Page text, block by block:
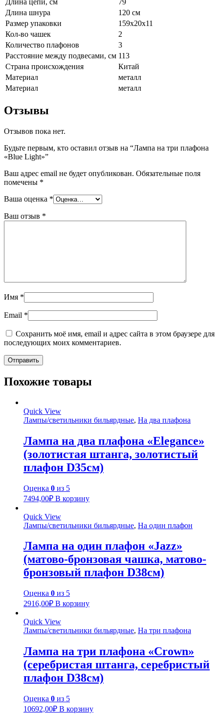
Длина цепи, см
79
Длина шнура
120 см
Размер упаковки
159х20х11
Кол-во чашек
2
Количество плафонов
3
Расстояние между подвесами, см 113
Страна происхождения
Китай
Материал
металл
Материал
металл
Отзывы
Отзывов пока нет.
Будьте первым, кто оставил отзыв на “Лампа на три плафона
«Blue Light»”
Ваш адрес email не будет опубликован. Обязательные поля
помечены *
Ваша оценка *
Ваш отзыв *
Имя *
Email *
Сохранить моё имя, email и адрес сайта в этом браузере для
последующих моих комментариев.
Похожие товары
Quick View
Лампы/светильники бильярдные, На два плафона
Лампа на два плафона «Elegance»
(золотистая штанга, золотистый
плафон D35см)
Оценка 0 из 5
7494,00₽ В корзину
Quick View
Лампы/светильники бильярдные, На один плафон
Лампа на один плафон «Jazz»
(матово-бронзовая чашка, матово-
бронзовый плафон D38см)
Оценка 0 из 5
2916,00₽ В корзину
Quick View
Лампы/светильники бильярдные, На три плафона
Лампа на три плафона «Crown»
(серебристая штанга, серебристый
плафон D38см)
Оценка 0 из 5
10692,00₽ В корзину